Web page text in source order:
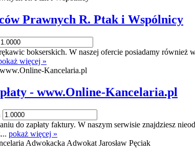
Prawnych R. Ptak i Wspólnicy
bokserskich. W naszej ofercie posiadamy
więcej »
- www.Online-Kancelaria.pl
do zapłaty faktury. W naszym serwisie znajdziesz
pokaż więcej »